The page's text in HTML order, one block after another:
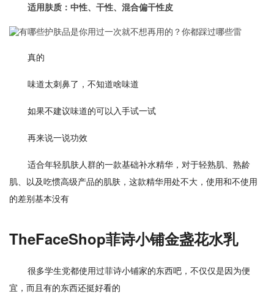
适用肤质：中性、干性、混合偏干性皮
真的
味道太刺鼻了，不知道啥味道
如果不建议味道的可以入手试一试
再来说一说功效
适合年轻肌肤人群的一款基础补水精华，对于轻熟肌、熟龄
肌、以及吃惯高级产品的肌肤，这款精华用处不大，使用和不使用
的差别基本没有
TheFaceShop菲诗小铺金盏花水乳
很多学生党都使用过菲诗小铺家的东西吧，不仅仅是因为便
宜，而且有的东西还挺好看的